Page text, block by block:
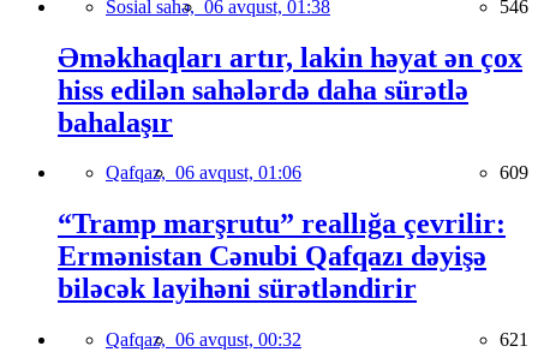
Sosial sahə, 06 avqust, 01:38 546
Əməkhaqları artır, lakin həyat ən çox
hiss edilən sahələrdə daha sürətlə
bahalaşır
Qafqaz, 06 avqust, 01:06 609
“Tramp marşrutu” reallığa çevrilir:
Ermənistan Cənubi Qafqazı dəyişə
biləcək layihəni sürətləndirir
Qafqaz, 06 avqust, 00:32 621